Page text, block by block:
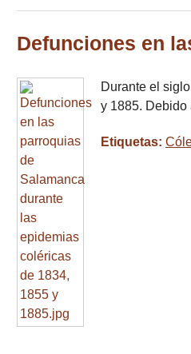
Defunciones en
Durante el
y 1885.
Etiquetas: